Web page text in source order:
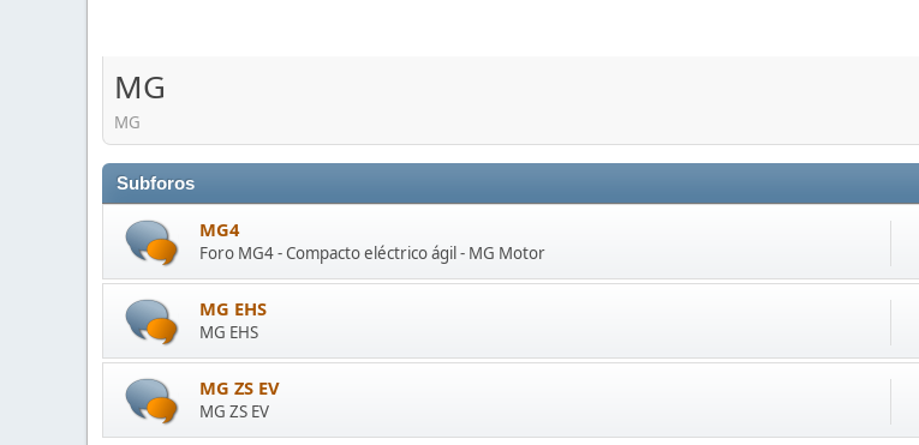
MG
MG
Subforos
MG4
Foro MG4 - Compacto eléctrico ágil - MG Motor
MG EHS
MG EHS
MG ZS EV
MG ZS EV